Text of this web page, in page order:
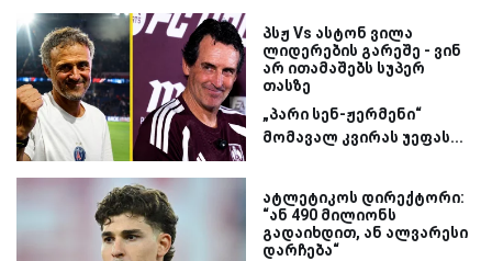
პსჟ Vs ასტონ ვილა
ლიდერების გარეშე - ვინ
არ ითამაშებს სუპერ
თასზე
„პარი სენ-ჟერმენი“
მომავალ კვირას უეფას...
ატლეტიკოს დირექტორი:
“ან 490 მილიონს
გადაიხდით, ან ალვარესი
დარჩება“